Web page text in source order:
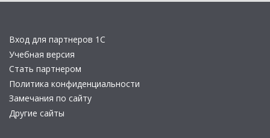
Вход для партнеров 1С
Учебная версия
Стать партнером
Политика конфиденциальности
Замечания по сайту
Другие сайты